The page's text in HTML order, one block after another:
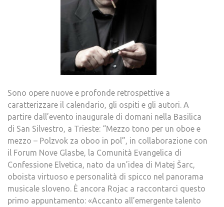
Sono opere nuove e profonde retrospettive a
caratterizzare il calendario, gli ospiti e gli autori. A
partire dall’evento inaugurale di domani nella Basilica
di San Silvestro, a Trieste: “Mezzo tono per un oboe e
mezzo – Polzvok za oboo in pol”, in collaborazione con
il Forum Nove Glasbe, la Comunità Evangelica di
Confessione Elvetica, nato da un’idea di Matej Šarc,
oboista virtuoso e personalità di spicco nel panorama
musicale sloveno. È ancora Rojac a raccontarci questo
primo appuntamento: «Accanto all’emergente talento